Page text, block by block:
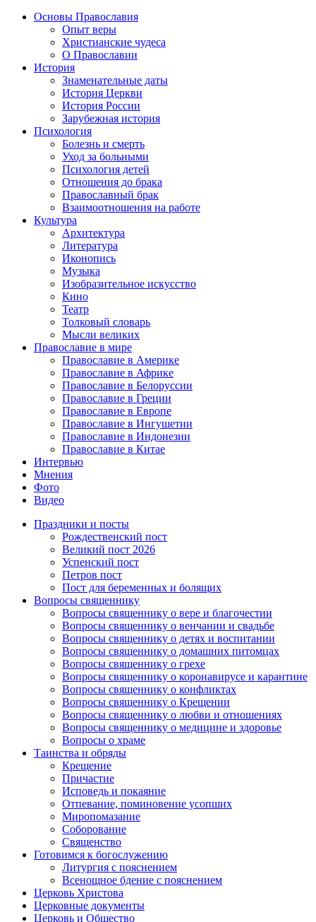
Основы Православия
Опыт веры
Христианские чудеса
О Православии
История
Знаменательные даты
История Церкви
История России
Зарубежная история
Психология
Болезнь и смерть
Уход за больными
Психология детей
Отношения до брака
Православный брак
Взаимоотношения на работе
Культура
Архитектура
Литература
Иконопись
Музыка
Изобразительное искусство
Кино
Театр
Толковый словарь
Мысли великих
Православие в мире
Православие в Америке
Православие в Африке
Православие в Белоруссии
Православие в Греции
Православие в Европе
Православие в Ингушетии
Православие в Индонезии
Православие в Китае
Интервью
Мнения
Фото
Видео
Праздники и посты
Рождественский пост
Великий пост 2026
Успенский пост
Петров пост
Пост для беременных и болящих
Вопросы священнику
Вопросы священнику о вере и благочестии
Вопросы священнику о венчании и свадьбе
Вопросы священнику о детях и воспитании
Вопросы священнику о домашних питомцах
Вопросы священнику о грехе
Вопросы священнику о коронавирусе и карантине
Вопросы священнику о конфликтах
Вопросы священнику о Крещении
Вопросы священнику о любви и отношениях
Вопросы священнику о медицине и здоровье
Вопросы о храме
Таинства и обряды
Крещение
Причастие
Исповедь и покаяние
Отпевание, поминовение усопших
Миропомазание
Соборование
Священство
Готовимся к богослужению
Литургия с пояснением
Всенощное бдение с пояснением
Церковь Христова
Церковные документы
Церковь и Общество